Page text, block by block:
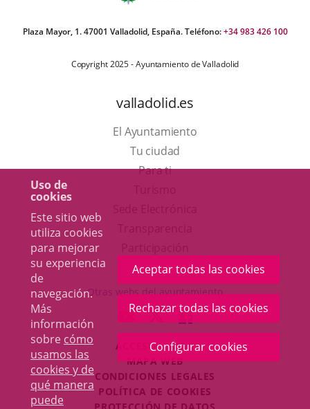
Uso de
cookies
Este sitio web
utiliza cookies
para mejorar
su experiencia
de
navegación.
Más
información
sobre cómo
usamos las
cookies y de
qué manera
puede
Aceptar todas las cookies
Rechazar todas las cookies
Configurar cookies
Plaza Mayor, 1. 47001 Valladolid, España. Teléfono:+34 983 426 100
Copyright 2025 - Ayuntamiento de Valladolid
valladolid.es
El Ayuntamiento
Tu ciudad
Para ti
en
una
ventana
nueva.
aplicación
externa.
Otras webs del ayuntamiento
ENLACE
A
UNA
APLICACIÓN
EXTERNA.
ENLACE
A
UNA
APLICACIÓN
EXTERNA.
ENLACE
A
UNA
EXTERNA.
ACCESIBILIDAD
MAPA WEB
CONDICIONES LEGALES
POLÍTICA DE COOKIES